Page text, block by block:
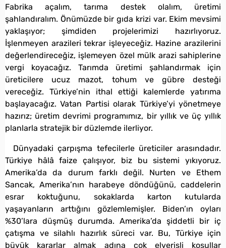
Fabrika açalım, tarıma destek olalım, üretimi
şahlandıralım. Önümüzde bir gıda krizi var. Ekim mevsimi
yaklaşıyor; şimdiden projelerimizi hazırlıyoruz.
İşlenmeyen arazileri tekrar işleyeceğiz. Hazine arazilerini
değerlendireceğiz, işlemeyen özel mülk arazi sahiplerine
vergi koyacağız. Tarımda üretimi şahlandırmak için
üreticilere ucuz mazot, tohum ve gübre desteği
vereceğiz. Türkiye’nin ithal ettiği kalemlerde yatırıma
başlayacağız. Vatan Partisi olarak Türkiye’yi yönetmeye
hazırız; üretim devrimi programımız, bir yıllık ve üç yıllık
planlarla stratejik bir düzlemde ilerliyor.
Dünyadaki çarpışma tefecilerle üreticiler arasındadır.
Türkiye hâlâ faize çalışıyor, biz bu sistemi yıkıyoruz.
Amerika’da da durum farklı değil. Nurten ve Ethem
Sancak, Amerika’nın harabeye döndüğünü, caddelerin
esrar koktuğunu, sokaklarda karton kutularda
yaşayanların arttığını gözlemlemişler. Biden’ın oyları
%30’lara düşmüş durumda. Amerika’da şiddetli bir iç
çatışma ve silahlı hazırlık süreci var. Bu, Türkiye için
büyük kararlar almak adına çok elverişli koşullar